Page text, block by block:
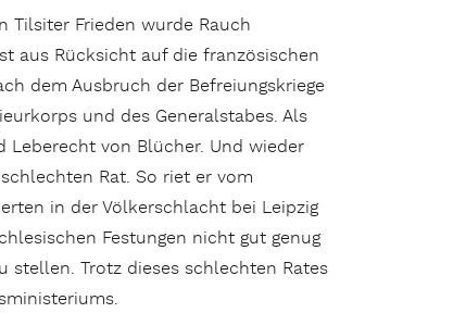
Tilsiter Frieden wurde Rauch
aus Rücksicht auf die französischen
dem Ausbruch der Befreiungskriege
und des Generalstabes. Als
Leberecht von Blücher. Und wieder
Rat. So riet er vom
in der Völkerschlacht bei Leipzig
Festungen nicht gut genug
stellen. Trotz dieses schlechten Rates